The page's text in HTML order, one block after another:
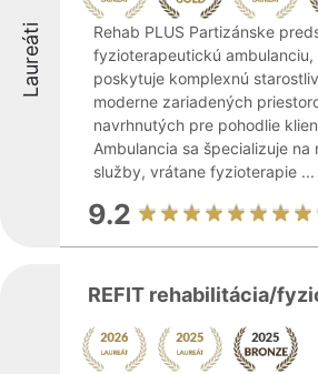
Laureáti
Rehab PLUS Partizánske
fyzioterapeutickú ambulanciu,
poskytuje komplexnú
moderne zariadených
navrhnutých pre pohodlie
Ambulancia sa špecializuje na
služby, vrátane fyzioterapie ...
9.2
REFIT rehabilitácia/